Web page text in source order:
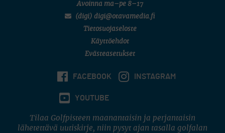
Avoinna ma–pe 8–17
(digi) digi@otavamedia.fi
Tietosuojaseloste
Käyttöehdot
Evästeasetukset
FACEBOOK INSTAGRAM
YOUTUBE
Tilaa Golfpisteen maanantaisin ja perjantaisin
lähetettävä uutiskirje, niin pysyt ajan tasalla golfalan